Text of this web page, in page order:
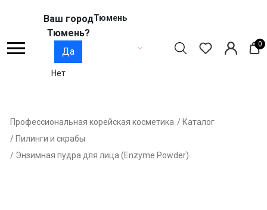
Ваш город
Тюмень?
Да
Нет
Тюмень
0
Профессиональная корейская косметика / Каталог
/ Пилинги и скрабы
/ Энзимная пудра для лица (Enzyme Powder)